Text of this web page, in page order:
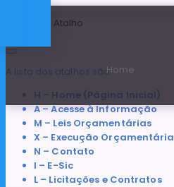
Teclas de Atalho
A lista dos atalhos são:
H – Home (Página Inicial)
A – Acesse à Informação
M – Leis Orçamentárias
X – Execução Orçamentária
N – Contato
I – E-Sic
L – Licitações e Contratos
Home